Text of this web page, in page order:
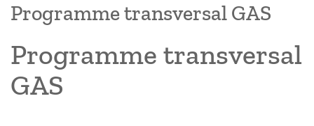
Programme transversal GAS
Programme transversal
GAS